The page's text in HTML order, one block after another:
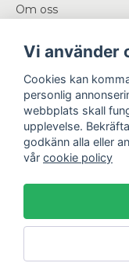
Om oss
Mitt konto
Logga in
Registrera dig
Glömt lösenord?
Betala enkelt
Vi använder
Cookies kan
personlig
webbplats skall
upplevelse.
godkänn alla eller
vår cookie policy